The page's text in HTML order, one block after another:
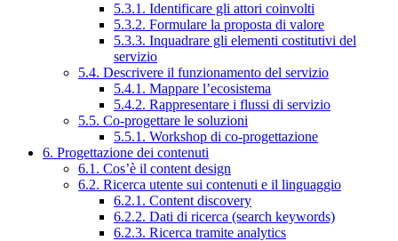
5.3.1. Identificare gli attori coinvolti
5.3.2. Formulare la proposta di valore
5.3.3. Inquadrare gli elementi costitutivi del
servizio
5.4. Descrivere il funzionamento del servizio
5.4.1. Mappare l’ecosistema
5.4.2. Rappresentare i flussi di servizio
5.5. Co-progettare le soluzioni
5.5.1. Workshop di co-progettazione
6. Progettazione dei contenuti
6.1. Cos’è il content design
6.2. Ricerca utente sui contenuti e il linguaggio
6.2.1. Content discovery
6.2.2. Dati di ricerca (search keywords)
6.2.3. Ricerca tramite analytics